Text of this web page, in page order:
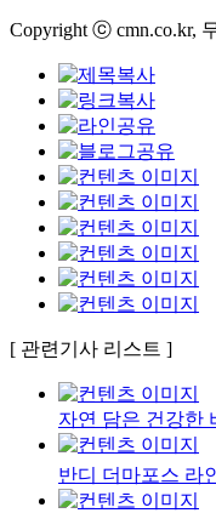
Copyright ⓒ cmn.co.kr,
[ 관련기사 리스트 ]
자연 담은 건강한
반디 더마포스 라